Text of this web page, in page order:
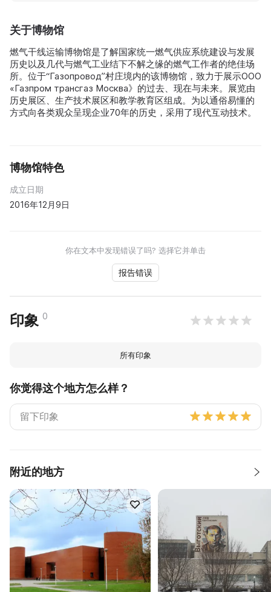
关于博物馆
燃气干线运输博物馆是了解国家统一燃气供应系统建设与发展
历史以及几代与燃气工业结下不解之缘的燃气工作者的绝佳场
所。位于“Газопровод”村庄境内的该博物馆，致力于展示ООО
«Газпром трансгаз Москва》的过去、现在与未来。展览由
历史展区、生产技术展区和教学教育区组成。为以通俗易懂的
方式向各类观众呈现企业70年的历史，采用了现代互动技术。
博物馆特色
成立日期
2016年12月9日
你在文本中发现错误了吗? 选择它并单击
报告错误
印象 0
所有印象
你觉得这个地方怎么样？
附近的地方